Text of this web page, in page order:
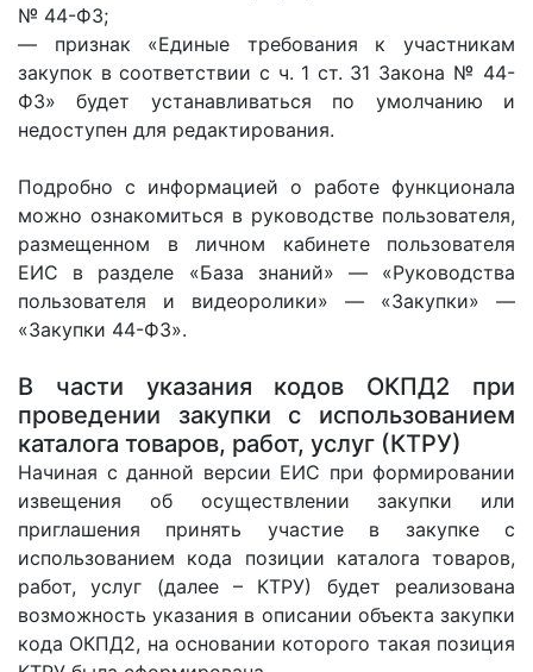
№ 44-ФЗ;
— признак «Единые требования к участникам
закупок в соответствии с ч. 1 ст. 31 Закона № 44-
ФЗ» будет устанавливаться по умолчанию и
недоступен для редактирования.
Подробно с информацией о работе функционала
можно ознакомиться в руководстве пользователя,
размещенном в личном кабинете пользователя
ЕИС в разделе «База знаний» — «Руководства
пользователя и видеоролики» — «Закупки» —
«Закупки 44-ФЗ».
В части указания кодов ОКПД2 при
проведении закупки с использованием
каталога товаров, работ, услуг (КТРУ)
Начиная с данной версии ЕИС при формировании
извещения об осуществлении закупки или
приглашения принять участие в закупке с
использованием кода позиции каталога товаров,
работ, услуг (далее – КТРУ) будет реализована
возможность указания в описании объекта закупки
кода ОКПД2, на основании которого такая позиция